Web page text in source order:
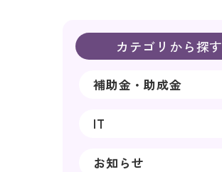
カテゴリから探す
補助金・助成金
IT
お知らせ